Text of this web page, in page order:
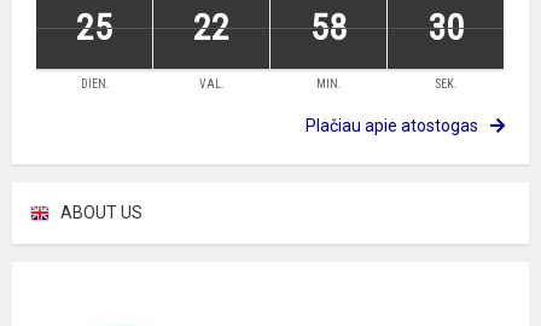
25 22 58 28
DIEN. VAL. MIN. SEK.
Plačiau apie atostogas
ABOUT US